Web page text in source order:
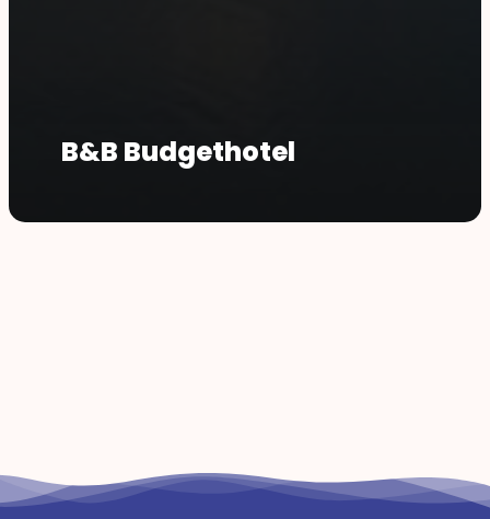
B&B Budgethotel